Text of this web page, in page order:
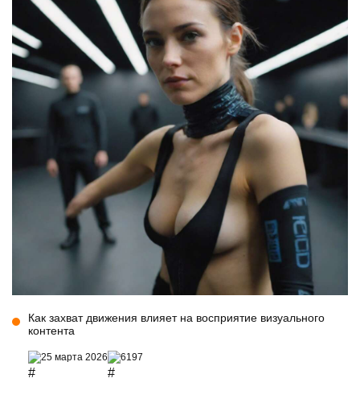
Как захват движения влияет на восприятие визуального
контента
25 марта 2026 6197